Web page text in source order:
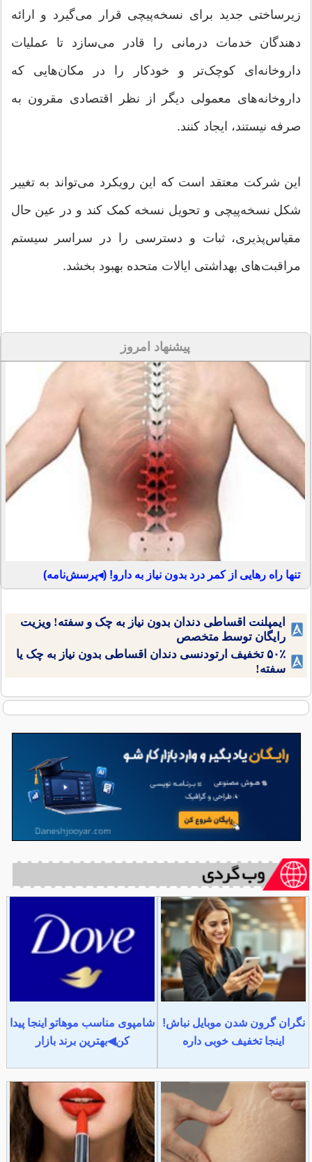
زیرساختی جدید برای نسخه‌پیچی قرار می‌گیرد و ارائه
دهندگان خدمات درمانی را قادر می‌سازد تا عملیات
داروخانه‌ای کوچک‌تر و خودکار را در مکان‌هایی که
داروخانه‌های معمولی دیگر از نظر اقتصادی مقرون به
صرفه نیستند، ایجاد کنند.
این شرکت معتقد است که این رویکرد می‌تواند به تغییر
شکل نسخه‌پیچی و تحویل نسخه کمک کند و در عین حال
مقیاس‌پذیری، ثبات و دسترسی را در سراسر سیستم
مراقبت‌های بهداشتی ایالات متحده بهبود بخشد.
پیشنهاد امروز
تنها راه رهایی از کمر درد بدون نیاز به دارو! (◂پرسش‌نامه)
ایمپلنت اقساطی دندان بدون نیاز به چک و سفته! ویزیت
رایگان توسط متخصص
۵۰٪ تخفیف ارتودنسی دندان اقساطی بدون نیاز به چک یا
سفته!
نگران گرون شدن موبایل نباش!
اینجا تخفیف خوبی داره
شامپوی مناسب موهاتو اینجا پیدا
کن◀بهترین برند بازار